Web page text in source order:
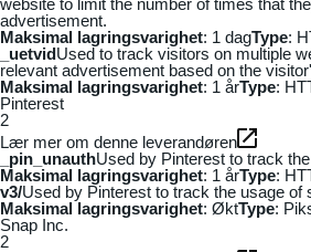
advertisement.
Maksimal lagringsvarighet: 1 dagType:
_uetvidUsed to track visitors on multiple
relevant advertisement based on the
Maksimal lagringsvarighet: 1 årType:
Pinterest
2
Lær mer om denne leverandøren
_pin_unauthUsed by Pinterest to track
Maksimal lagringsvarighet: 1 årType:
v3/Used by Pinterest to track the usage of
Maksimal lagringsvarighet: ØktType:
Snap Inc.
2